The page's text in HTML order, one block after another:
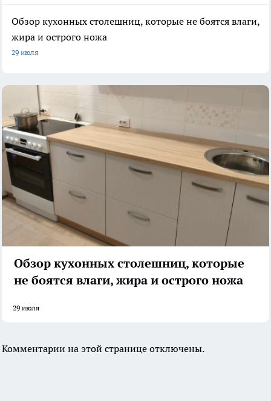
Обзор кухонных столешниц, которые не боятся влаги,
жира и острого ножа
29 июля
Обзор кухонных столешниц, которые
не боятся влаги, жира и острого ножа
29 июля
Комментарии на этой странице отключены.